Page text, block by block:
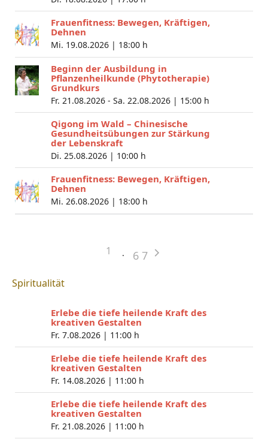
Frauenfitness: Bewegen, Kräftigen,
Dehnen
Mi. 19.08.2026 | 18:00 h
Beginn der Ausbildung in
Pflanzenheilkunde (Phytotherapie)
Grundkurs
Fr. 21.08.2026 - Sa. 22.08.2026 | 15:00 h
Qigong im Wald – Chinesische
Gesundheitsübungen zur Stärkung
der Lebenskraft
Di. 25.08.2026 | 10:00 h
Frauenfitness: Bewegen, Kräftigen,
Dehnen
Mi. 26.08.2026 | 18:00 h
1 6 7
Spiritualität
Erlebe die tiefe heilende Kraft des
kreativen Gestalten
Fr. 7.08.2026 | 11:00 h
Erlebe die tiefe heilende Kraft des
kreativen Gestalten
Fr. 14.08.2026 | 11:00 h
Erlebe die tiefe heilende Kraft des
kreativen Gestalten
Fr. 21.08.2026 | 11:00 h